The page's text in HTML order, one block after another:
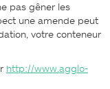
pas gêner les
une amende peut
votre conteneur
http://www.agglo-